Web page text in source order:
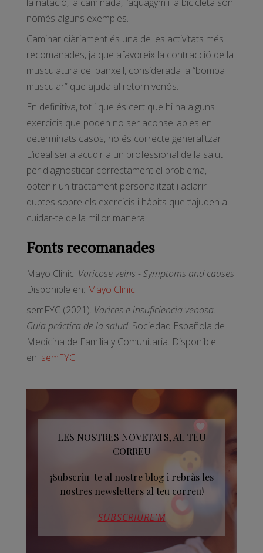
només alguns exemples.
Caminar diàriament és una de les activitats més
recomanades, ja que afavoreix la contracció de la
musculatura del panxell, considerada la “bomba
muscular” que ajuda al retorn venós.
En definitiva, tot i que és cert que hi ha alguns
exercicis que poden no ser aconsellables en
determinats casos, no és correcte generalitzar.
L’ideal seria acudir a un professional de la salut
per diagnosticar correctament el problema,
obtenir un tractament personalitzat i aclarir
dubtes sobre els exercicis i hàbits que t’ajuden a
cuidar-te de la millor manera.
Fonts recomanades
Mayo Clinic. Varicose veins - Symptoms and causes.
Disponible en: Mayo Clinic
semFYC (2021). Varices e insuficiencia venosa.
Guía práctica de la salud. Sociedad Española de
Medicina de Familia y Comunitaria. Disponible
en: semFYC
LES NOSTRES NOVETATS, AL TEU
CORREU
¡Subscriu-te al nostre blog i rebràs les
nostres newsletters al teu correu!
SUBSCRIURE’M